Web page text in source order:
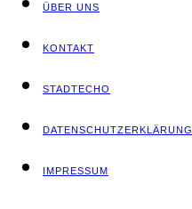
ÜBER UNS
KON­TAKT
STADT­ECHO
DATEN­SCHUTZ­ER­KLÄ­RUNG
IMPRES­SUM